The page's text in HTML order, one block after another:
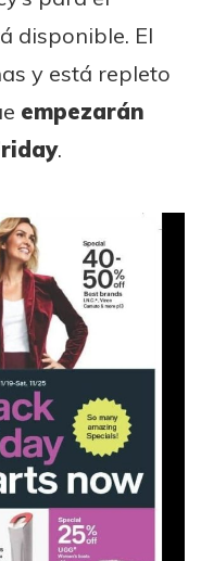
disponible. El
y está repleto
empezarán
.